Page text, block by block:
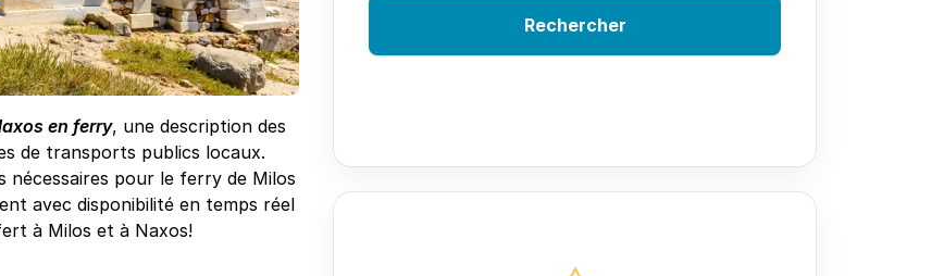
en ferry, une description des
de transports publics locaux.
pour le ferry de Milos
avec disponibilité en temps réel
à Milos et à Naxos!
Rechercher